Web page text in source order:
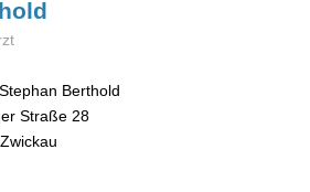
Berthold
Straße 28
Zwickau